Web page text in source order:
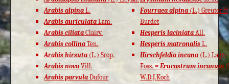
Arabis alpina L.
Arabis auriculata Lam.
Arabis ciliata Clairv.
Arabis collina Ten.
Arabis hirsuta (L.) Scop.
Arabis nova Vill.
Arabis parvula Dufour
Fourraea alpina (L.) Greuter &
Burdet
Hesperis laciniata All.
Hesperis matronalis L.
Hirschfeldia incana (L.) Lagr.-
Foss. = Erucastrum incanum
W.D.J.Koch